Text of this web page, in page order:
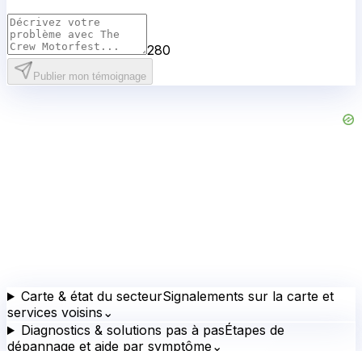
280
Publier mon témoignage
Carte & état du secteurSignalements sur la carte et
services voisins ⌄
Diagnostics & solutions pas à pasÉtapes de
dépannage et aide par symptôme⌄